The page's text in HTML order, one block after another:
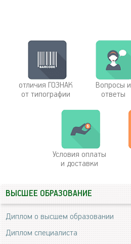
отличия ГОЗНАК
от типографии
Вопросы и
ответы
Условия оплаты
и доставки
ВЫСШЕЕ ОБРАЗОВАНИЕ
Диплом о высшем образовании
Диплом специалиста